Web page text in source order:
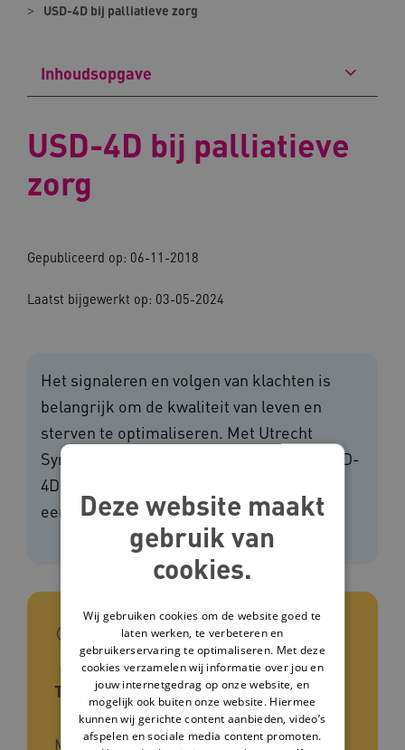
USD-4D bij palliatieve zorg
Inhoudsopgave
USD-4D bij palliatieve
zorg
Gepubliceerd op: 06-11-2018
Laatst bijgewerkt op: 03-05-2024
Het signaleren en volgen van klachten is
belangrijk om de kwaliteit van leven en
sterven te optimaliseren. Met Utrecht
Symptoom Dagboek - 4 dimensioneel (USD-
4D) kun je de intensiteit van de klacht die
een patiënt ervaart in kaart brengen.
In het kort
Type tool
Meetinstrument
Deze website maakt
gebruik van
cookies.
Wij gebruiken cookies om de website goed te
laten werken, te verbeteren en
gebruikerservaring te optimaliseren. Met deze
cookies verzamelen wij informatie over jou en
jouw internetgedrag op onze website, en
mogelijk ook buiten onze website. Hiermee
kunnen wij gerichte content aanbieden, video’s
afspelen en sociale media content promoten.